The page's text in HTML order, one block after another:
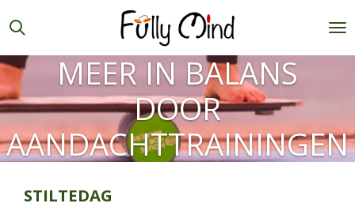
direct
naar
de
hoofdinhoudMEER IN BALANS
DOOR
AANDACHTTRAININGEN
STILTEDAG